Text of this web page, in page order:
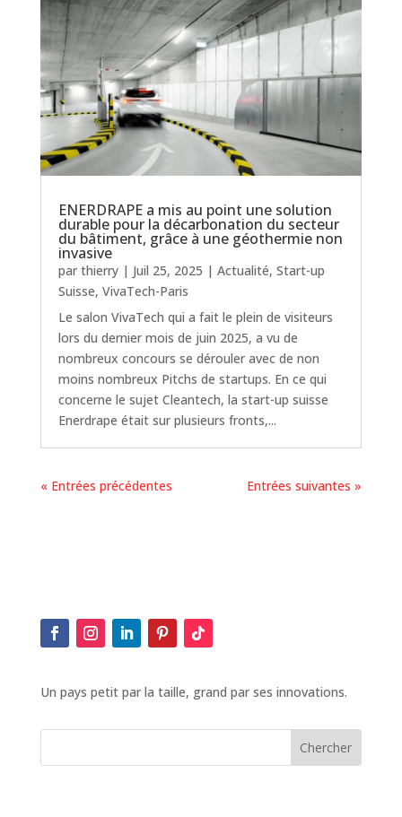
ENERDRAPE a mis au point une solution
durable pour la décarbonation du secteur
du bâtiment, grâce à une géothermie non
invasive
par thierry| Juil 25, 2025 | Actualité, Start-up
Suisse, VivaTech-Paris
Le salon VivaTech qui a fait le plein de visiteurs
lors du dernier mois de juin 2025, a vu de
nombreux concours se dérouler avec de non
moins nombreux Pitchs de startups. En ce qui
concerne le sujet Cleantech, la start-up suisse
Enerdrape était sur plusieurs fronts,...
« Entrées précédentes Entrées suivantes »
Un pays petit par la taille, grand par ses innovations.